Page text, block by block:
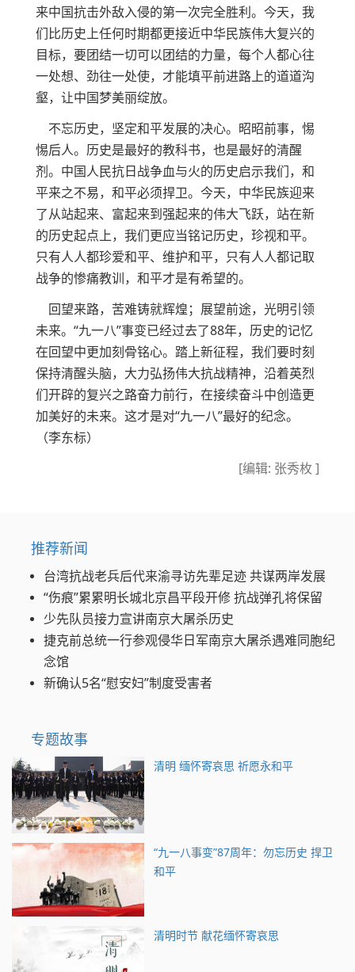
来中国抗击外敌入侵的第一次完全胜利。今天，我
们比历史上任何时期都更接近中华民族伟大复兴的
目标，要团结一切可以团结的力量，每个人都心往
一处想、劲往一处使，才能填平前进路上的道道沟
壑，让中国梦美丽绽放。
不忘历史，坚定和平发展的决心。昭昭前事，惕
惕后人。历史是最好的教科书，也是最好的清醒
剂。中国人民抗日战争血与火的历史启示我们，和
平来之不易，和平必须捍卫。今天，中华民族迎来
了从站起来、富起来到强起来的伟大飞跃，站在新
的历史起点上，我们更应当铭记历史，珍视和平。
只有人人都珍爱和平、维护和平，只有人人都记取
战争的惨痛教训，和平才是有希望的。
回望来路，苦难铸就辉煌；展望前途，光明引领
未来。“九一八”事变已经过去了88年，历史的记忆
在回望中更加刻骨铭心。踏上新征程，我们要时刻
保持清醒头脑，大力弘扬伟大抗战精神，沿着英烈
们开辟的复兴之路奋力前行，在接续奋斗中创造更
加美好的未来。这才是对“九一八”最好的纪念。
（李东标）
[编辑: 张秀枚 ]
推荐新闻
台湾抗战老兵后代来渝寻访先辈足迹 共谋两岸发展
“伤痕”累累明长城北京昌平段开修 抗战弹孔将保留
少先队员接力宣讲南京大屠杀历史
捷克前总统一行参观侵华日军南京大屠杀遇难同胞纪
念馆
新确认5名“慰安妇”制度受害者
专题故事
清明 缅怀寄哀思 祈愿永和平
“九一八事变”87周年：勿忘历史 捍卫
和平
清明时节 献花缅怀寄哀思